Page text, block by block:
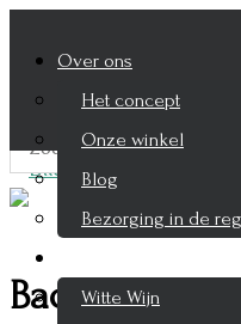
Over ons
Het concept
Onze winkel
Blog
Bezorging in de
Witte Wijn
Bacara